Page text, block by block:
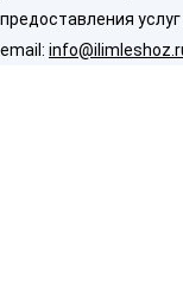
предоставления
email: